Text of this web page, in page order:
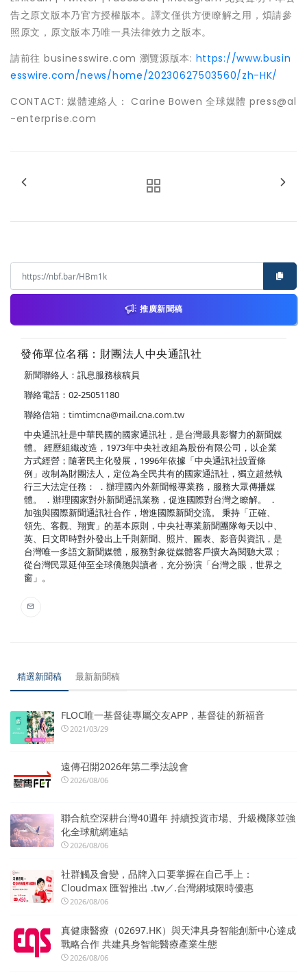
告之原文版本乃官方授權版本。譯文僅供方便瞭解之用，煩請參
照原文，原文版本乃唯一具法律效力之版本。
請前往 businesswire.com 瀏覽源版本: https://www.busin
esswire.com/news/home/20230627503560/zh-HK/
CONTACT: 媒體連絡人： Carine Bowen 全球媒體 press@al
-enterprise.com
推廣新聞稿
發佈單位名稱：財團法人中央通訊社
新聞聯絡人：訊息服務核稿員
聯絡電話：02-25051180
聯絡信箱： timtimcna@mail.cna.com.tw
中央通訊社是中華民國的國家通訊社，是台灣最具影響力的新聞媒
體。 經歷組織改造，1973年中央社改組為股份有限公司，以企業
方式經營；隨著民主化發展，1996年依據「中央通訊社設置條
例」改制為財團法人，定位為全民共有的國家通訊社，獨立超然執
行三大法定任務： ．辦理國內外新聞報導業務，服務大眾傳播媒
體。 ．辦理國家對外新聞通訊業務，促進國際對台灣之瞭解。 ．
加強與國際新聞通訊社合作，增進國際新聞交流。 秉持「正確、
領先、客觀、翔實」的基本原則，中央社專業新聞團隊每天以中、
英、日文即時對外發出上千則新聞、照片、圖表、影音與資訊，是
台灣唯一多語文新聞媒體，服務對象從媒體客戶擴大為閱聽大眾；
從台灣民眾延伸至全球僑胞與讀者，充分扮演「台灣之眼，世界之
窗」。
精選新聞稿 最新新聞稿
FLOC唯一基督徒專屬交友APP，基督徒的新福音
2021/03/29
遠傳召開2026年第二季法說會
2026/08/06
聯合航空深耕台灣40週年 持續投資市場、升級機隊並強
化全球航網連結
2026/08/06
社群觸及會變，品牌入口要掌握在自己手上：
Cloudmax 匯智推出 .tw／.台灣網域限時優惠
2026/08/06
真健康醫療（02697.HK）與天津具身智能創新中心達成
戰略合作 共建具身智能醫療產業生態
2026/08/06